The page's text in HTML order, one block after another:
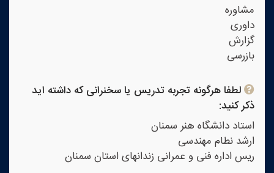
مشاوره
داوری
گزارش
بازرسی
لطفا هرگونه تجربه تدریس یا سخنرانی که داشته اید
ذکر کنید:
استاد دانشگاه هنر سمنان
ارشد نطام مهندسی
ریس اداره فنی و عمرانی زندانهای استان سمنان